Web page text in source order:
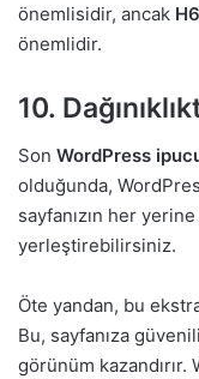
önemlisidir, ancak H6
önemlidir.
10.
Son WordPress
olduğunda,
sayfanızın her yerine
yerleştirebilirsiniz.
Öte yandan, bu
Bu, sayfanıza
görünüm